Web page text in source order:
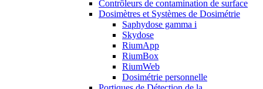
Contrôleurs de contamination de surface
Dosimètres et Systèmes de Dosimétrie
Saphydose gamma i
Skydose
RiumApp
RiumBox
RiumWeb
Dosimétrie personnelle